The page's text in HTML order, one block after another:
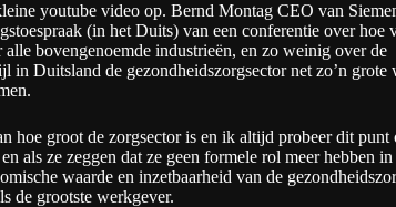
youtube video op. Bernd Montag CEO van
(in het Duits) van een conferentie over hoe
bovengenoemde industrieën, en zo weinig over de
in Duitsland de gezondheidszorgsector net zo’n grote
hoe groot de zorgsector is en ik altijd probeer dit punt
als ze zeggen dat ze geen formele rol meer hebben
waarde en inzetbaarheid van de
de grootste werkgever.